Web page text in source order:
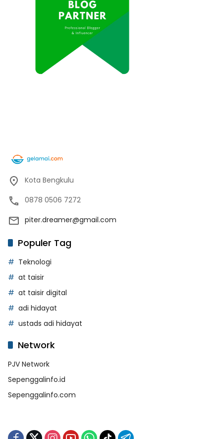
Kota Bengkulu
0878 0506 7272
piter.dreamer@gmail.com
Populer Tag
Teknologi
at taisir
at taisir digital
adi hidayat
ustads adi hidayat
Network
PJV Network
Sepenggalinfo.id
Sepenggalinfo.com